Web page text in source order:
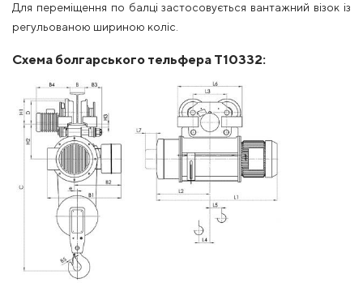
Для переміщення по балці застосовується вантажний візок із
регульованою шириною коліс.
Схема болгарського тельфера Т10332: